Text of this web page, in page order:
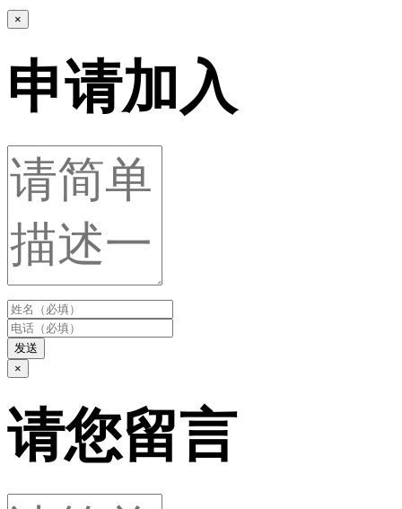
×
申请加入
发送
×
请您留言